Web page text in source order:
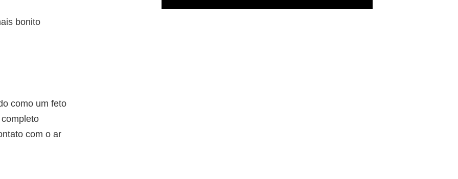
bonito
como um feto
com o ar